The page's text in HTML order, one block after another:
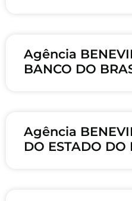
Agência
BANCO DO
Agência
DO ESTADO DO